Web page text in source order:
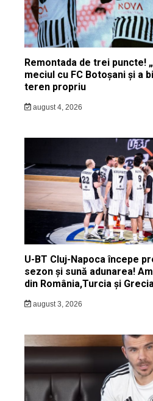
Remontada de trei puncte!
meciul cu FC Botoșani și a
teren propriu
august 4, 2026
U-BT Cluj-Napoca începe
sezon și sună adunarea!
din România,Turcia și Grecia
august 3, 2026